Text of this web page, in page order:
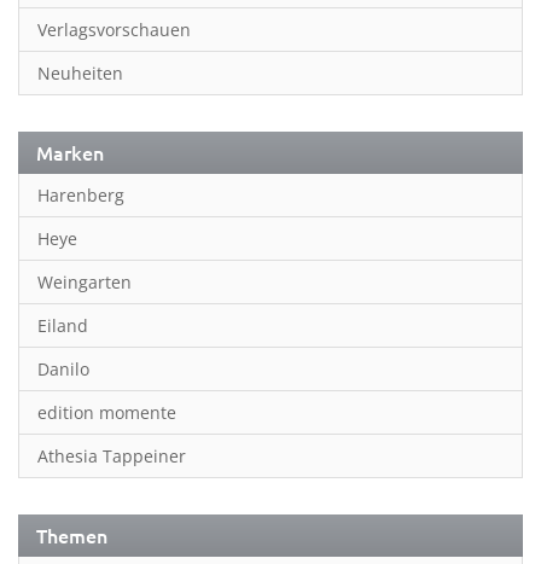
Verlagsvorschauen
Neuheiten
Marken
Harenberg
Heye
Weingarten
Eiland
Danilo
edition momente
Athesia Tappeiner
Themen